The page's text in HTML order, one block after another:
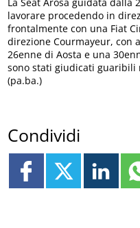
lavorare procedendo in
frontalmente con una Fiat
direzione Courmayeur, con
26enne di Aosta e una
sono stati giudicati guaribili
(pa.ba.)
Condividi